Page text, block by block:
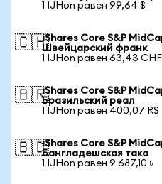
1 IJHon равен 99,64 $
🇨🇭iShares Core S&P
Швейцарский франк
1 IJHon равен 63,43 CHF
🇧🇷iShares Core S&P
Бразильский реал
1 IJHon равен 400,07 R$
🇧🇩iShares Core S&P
Бангладешская така
1 IJHon равен 9 687,10 ৳